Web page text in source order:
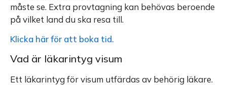
måste se. Extra provtagning kan behövas beroende
på vilket land du ska resa till.
Klicka här för att boka tid.
Vad är läkarintyg visum
Ett läkarintyg för visum utfärdas av behörig läkare.